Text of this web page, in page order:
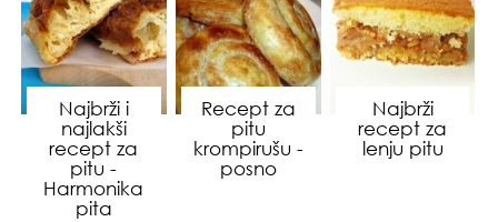
Najbrži i
najlakši
recept za
pitu -
Harmonika
pita
Recept za
pitu
krompirušu -
posno
Najbrži
recept za
lenju pitu